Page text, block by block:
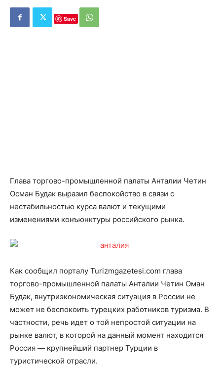
Save
Глава торгово-промышленной палаты Анталии Четин
Осман Будак выразил беспокойство в связи с
нестабильностью курса валют и текущими
изменениями конъюнктуры российского рынка.
Как сообщил порталу Turizmgazetesi.com глава
торгово-промышленной палаты Анталии Четин Оман
Будак, внутриэкономическая ситуация в России не
может не беспокоить турецких работников туризма. В
частности, речь идет о той непростой ситуации на
рынке валют, в которой на данный момент находится
Россия — крупнейший партнер Турции в
туристической отрасли.